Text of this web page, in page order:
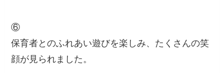
⑥
保育者とのふれあい遊びを楽しみ、たくさんの笑
顔が見られました。